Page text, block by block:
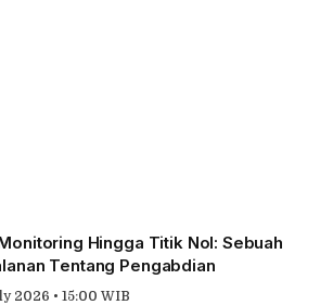
Hingga Titik Nol: Sebuah
Tentang Pengabdian
2026 • 15:00 WIB